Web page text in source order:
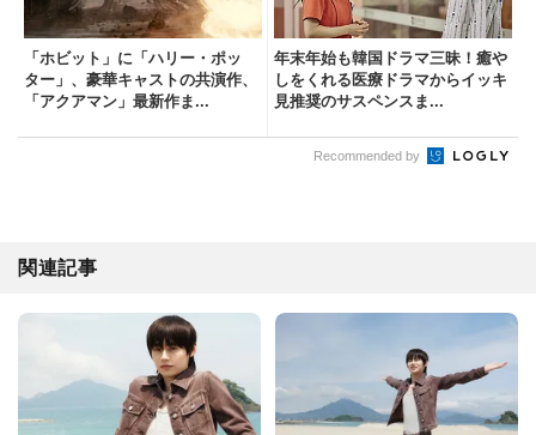
「ホビット」に「ハリー・ポッ
ター」、豪華キャストの共演作、
「アクアマン」最新作ま...
年末年始も韓国ドラマ三昧！癒や
しをくれる医療ドラマからイッキ
見推奨のサスペンスま...
Recommended by
関連記事